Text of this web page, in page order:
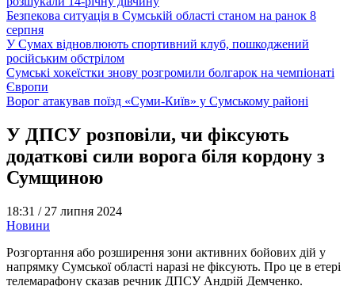
Безпекова ситуація в Сумській області станом на ранок 8
серпня
У Сумах відновлюють спортивний клуб, пошкоджений
російським обстрілом
Сумські хокеїстки знову розгромили болгарок на чемпіонаті
Європи
Ворог атакував поїзд «Суми-Київ» у Сумському районі
У ДПСУ розповіли, чи фіксують
додаткові сили ворога біля кордону з
Сумщиною
18:31 / 27 липня 2024
Новини
Розгортання або розширення зони активних бойових дій у
напрямку Сумської області наразі не фіксують. Про це в етері
телемарафону сказав речник ДПСУ Андрій Демченко.